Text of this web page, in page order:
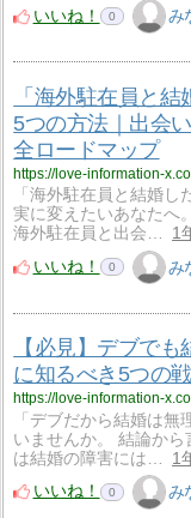
いいね！
0 み
「海外駐在員と
5つの方法｜出会
全ロードマップ
https://love-information-
「海外駐在員と結婚
実に変えたいあなたへ
海外駐在員と出会…
1
いいね！
0 み
【必見】デブで
に知るべき5つの
https://love-information-
「デブだから結婚は無
いませんか。 結論か
は結婚の障害には…
1
いいね！
0 み